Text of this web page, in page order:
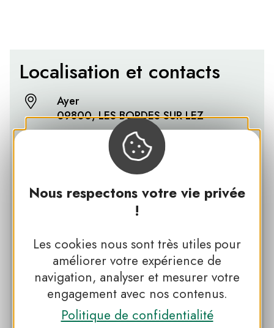
Nous respectons votre vie privée
!
Les cookies nous sont très utiles pour
améliorer votre expérience de
navigation, analyser et mesurer votre
engagement avec nos contenus.
Politique de confidentialité
Localisation et contacts
Ayer
09800, LES BORDES SUR LEZ
05 61 01 01 01
Retrouvez plus d’informations sur le
site du propriétaire
Facebook
Plus d’informations sur le site du